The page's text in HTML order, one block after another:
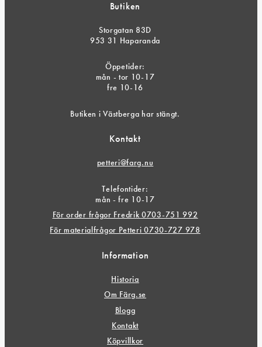
Butiken
Storgatan 83D
953 31 Haparanda
Öppetider:
mån - tor 10-17
fre 10-16
Butiken i Västberga har stängt.
Kontakt
petteri@farg.nu
Telefontider:
mån - fre 10-17
För order frågor Fredrik 0703-751 992
För materialfrågor Petteri 0730-727 978
Information
Historia
Om Färg.se
Blogg
Kontakt
Köpvillkor